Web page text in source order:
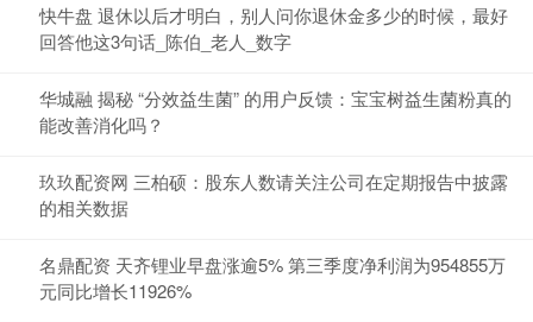
快牛盘 退休以后才明白，别人问你退休金多少的时候，最好
回答他这3句话_陈伯_老人_数字
华城融 揭秘 “分效益生菌” 的用户反馈：宝宝树益生菌粉真的
能改善消化吗？
玖玖配资网 三柏硕：股东人数请关注公司在定期报告中披露
的相关数据
名鼎配资 天齐锂业早盘涨逾5% 第三季度净利润为954855万
元同比增长11926%